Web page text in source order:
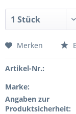
Merken
Artikel-Nr.:
Marke:
Angaben zur
Produktsicherheit: